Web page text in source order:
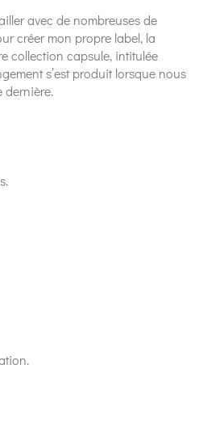
avec de nombreuses de
créer mon propre label, la
collection capsule, intitulée
s’est produit lorsque nous
dernière.